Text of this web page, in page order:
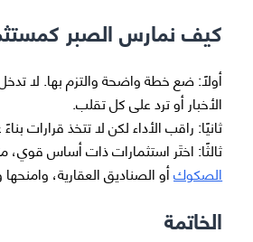
كيف نمارس الصبر
أولًا: ضع خطة واضحة والتزم بها. لا
الأخبار أو ترد على كل تقلب.
ثانيًا: راقب الأداء لكن لا تتخذ قرارات
ثالثًا: اختَر استثمارات ذات أساس قوي،
الصكوكأو الصناديق العقارية، وامنحها
الخاتمة